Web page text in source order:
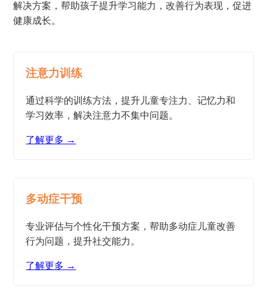
解决方案，帮助孩子提升学习能力，改善行为表现，促进
健康成长。
注意力训练
通过科学的训练方法，提升儿童专注力、记忆力和
学习效率，解决注意力不集中问题。
了解更多 →
多动症干预
专业评估与个性化干预方案，帮助多动症儿童改善
行为问题，提升社交能力。
了解更多 →